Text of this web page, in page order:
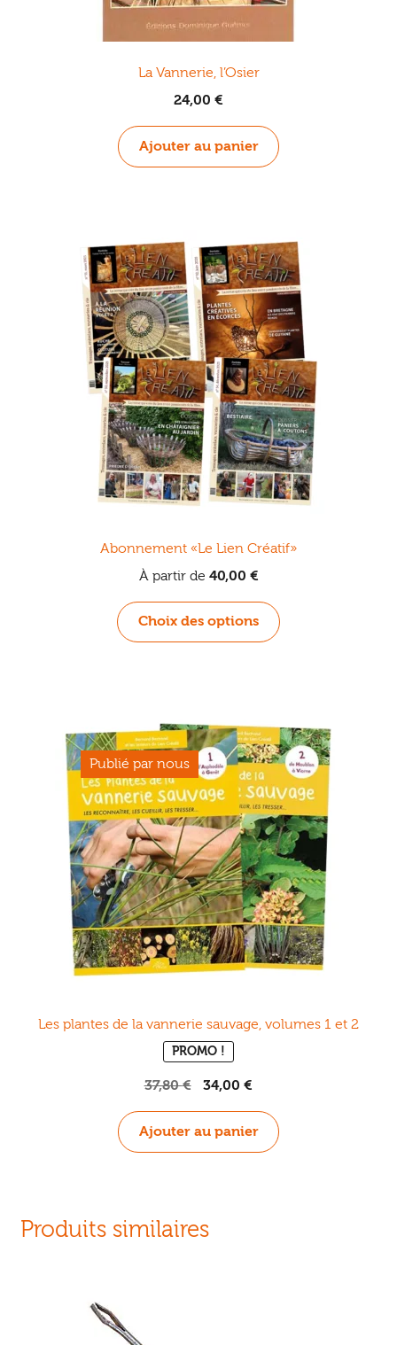
La Vannerie, l’Osier
24,00 €
Ajouter au panier
Abonnement «Le Lien Créatif»
À partir de 40,00 €
Choix des options
Ce
produit
options
peuvent
être
choisies
sur
la
page
du
produit
Les plantes de la vannerie sauvage, volumes 1 et 2
PROMO !
37,80€
Le
initial
était :
34,00€
actuel
est :
Ajouter au panier
Produits similaires